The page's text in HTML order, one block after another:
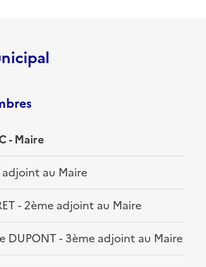
- Maire
adjoint au Maire
- 2ème adjoint au Maire
DUPONT - 3ème adjoint au Maire